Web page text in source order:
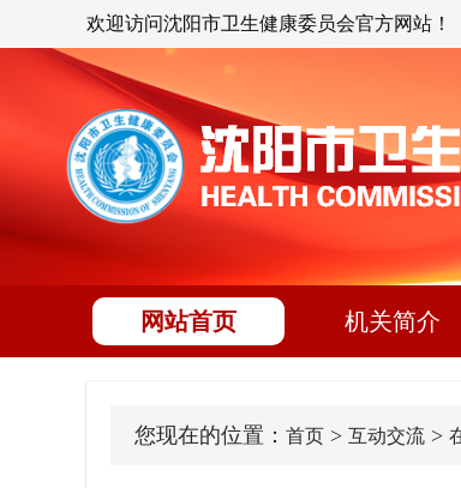
欢迎访问沈阳市卫生健康委员会官方网站！
网站首页 机关简介
您现在的位置： 首页 > 互动交流 >